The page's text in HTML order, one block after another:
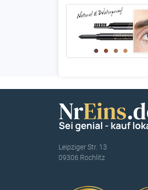
Leipziger Str. 13
09306 Rochlitz